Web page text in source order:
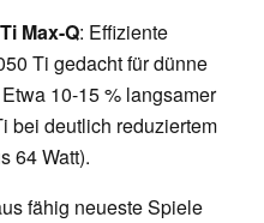
Max-Q: Effiziente
Ti gedacht für dünne
10-15 % langsamer
bei deutlich reduziertem
64 Watt).
fähig neueste Spiele